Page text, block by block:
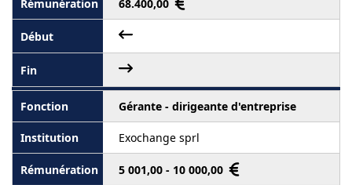
68.400,00
Gérante - dirigeante d'entreprise
Exochange sprl
5 001,00 - 10 000,00